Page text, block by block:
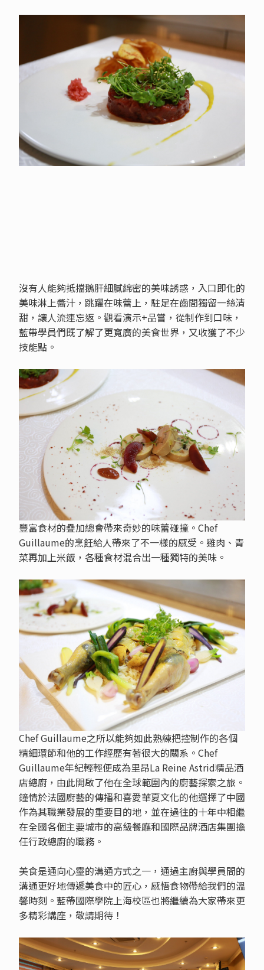
沒有人能夠抵擋鵝肝細膩綿密的美味誘惑，入口即化的
美味淋上醬汁，跳躍在味蕾上，駐足在齒間獨留一絲清
甜，讓人流連忘返。觀看演示+品嘗，從制作到口味，
藍帶學員們既了解了更寬廣的美食世界，又收獲了不少
技能點。
豐富食材的疊加總會帶來奇妙的味蕾碰撞。Chef
Guillaume的烹飪給人帶來了不一樣的感受。雞肉、青
菜再加上米飯，各種食材混合出一種獨特的美味。
Chef Guillaume之所以能夠如此熟練把控制作的各個
精細環節和他的工作經歷有著很大的關系。Chef
Guillaume年紀輕輕便成為里昂La Reine Astrid精品酒
店總廚，由此開啟了他在全球範圍內的廚藝探索之旅。
鐘情於法國廚藝的傳播和喜愛華夏文化的他選擇了中國
作為其職業發展的重要目的地，並在過往的十年中相繼
在全國各個主要城市的高級餐廳和國際品牌酒店集團擔
任行政總廚的職務。
美食是通向心靈的溝通方式之一，通過主廚與學員間的
溝通更好地傳遞美食中的匠心，感悟食物帶給我們的溫
馨時刻。藍帶國際學院上海校區也將繼續為大家帶來更
多精彩講座，敬請期待！